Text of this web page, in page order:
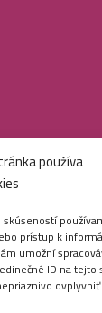
používa
prístup k
umožní
ID na tejto